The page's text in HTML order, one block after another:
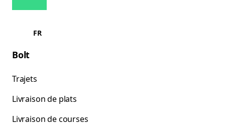
FR
Bolt
Trajets
Livraison de plats
Livraison de courses